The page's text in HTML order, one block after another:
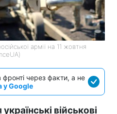
армії на 11 жовтня
фронті через факти, а не
у Google
військові